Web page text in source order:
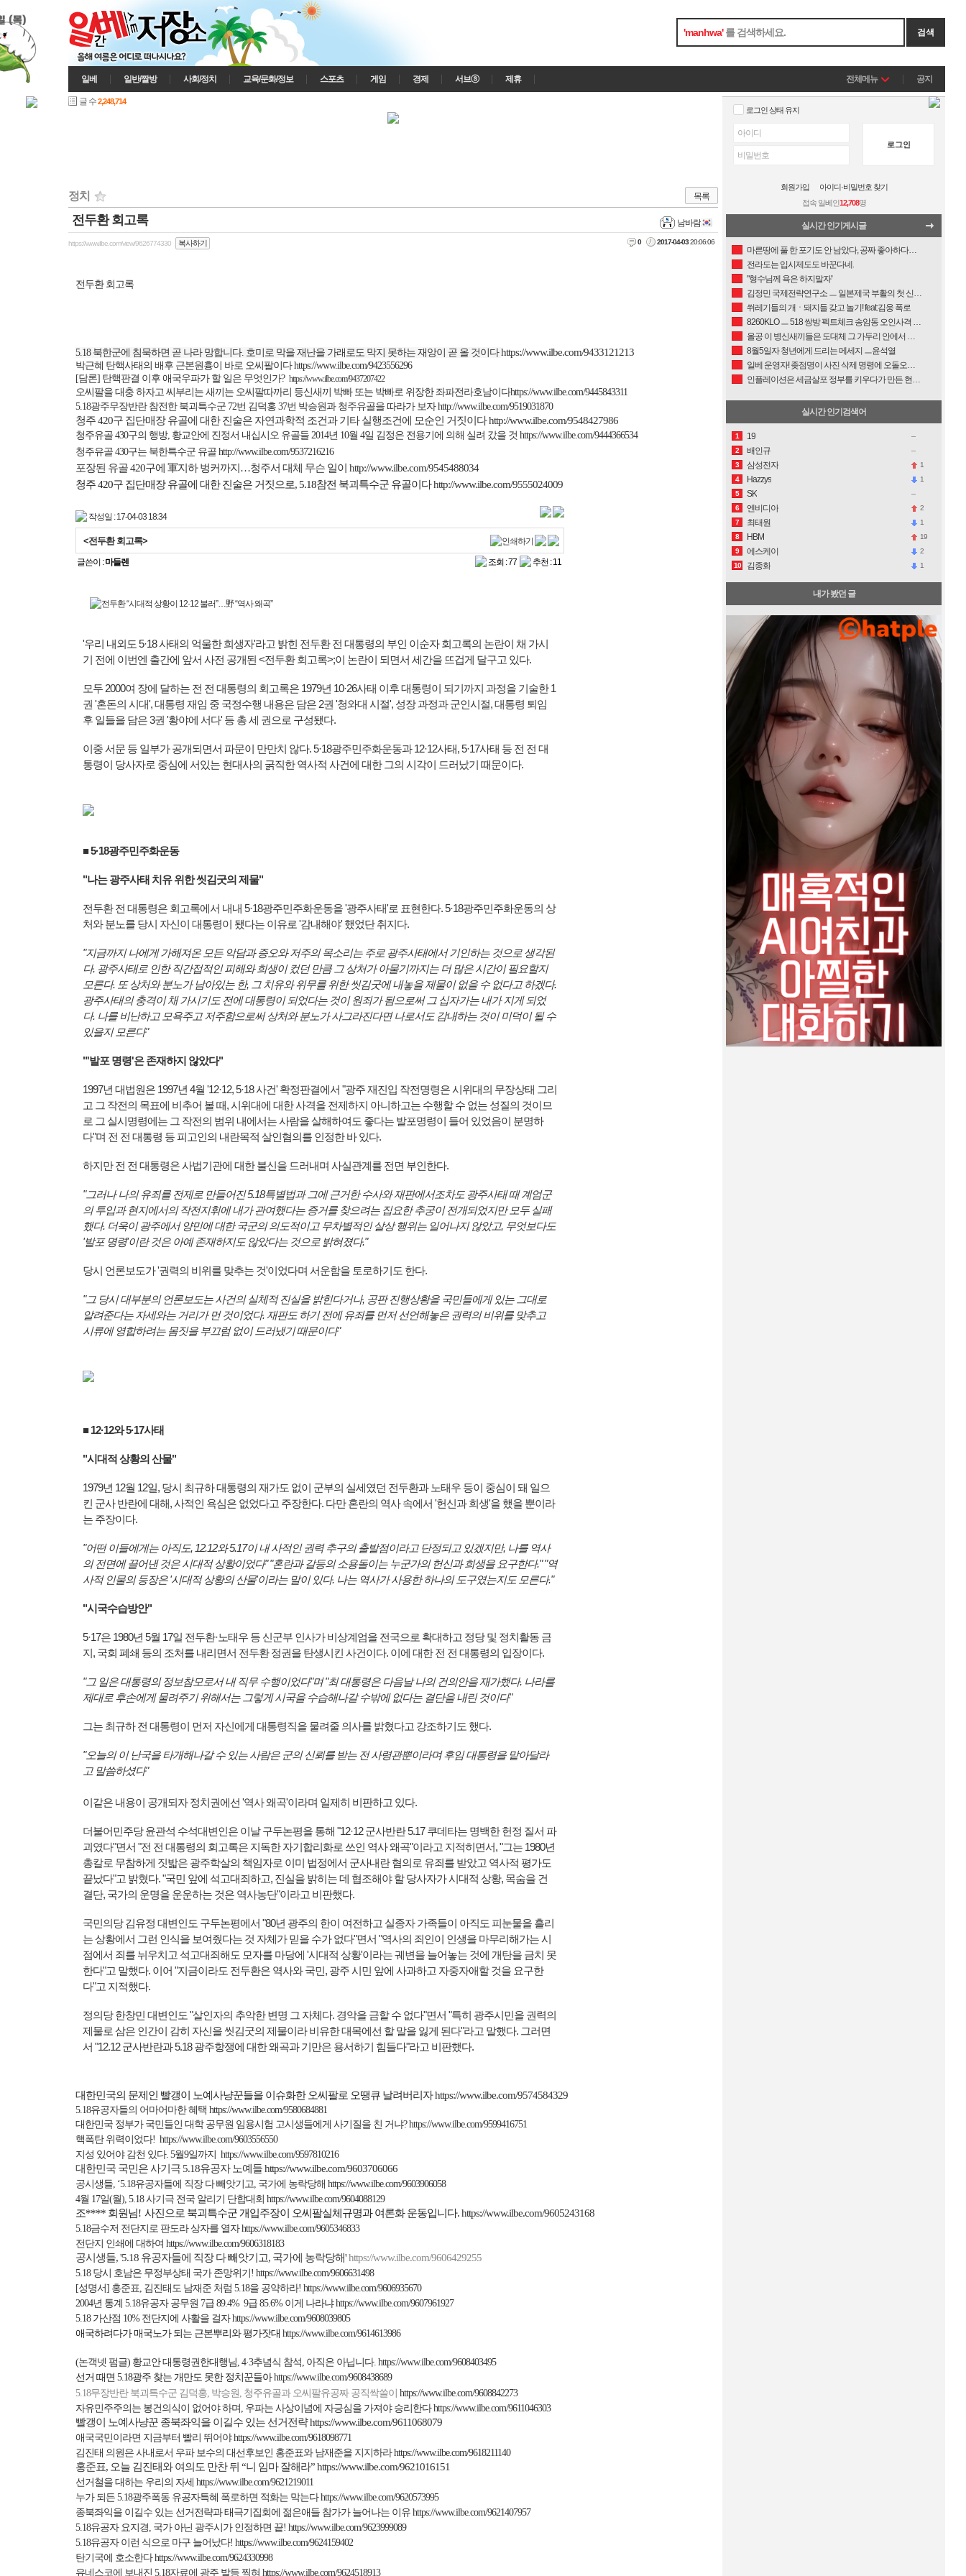
'manhwa'를 검색하세요. 검색
일베 일반/짤방 사회/정치 교육/문화/정보 스포츠 게임 경제 서브ⓢ 제휴 전체메뉴 공지
글 수2,248,714
정치 목록
전두환 회고록 남바람
https://www.ilbe.com/view/9626774330 복사하기 0 2017-04-0320:06:06
전두환 회고록
5.18 북한군에 침묵하면 곧 나라 망합니다. 호미로 막을 재난을 가래로도 막지 못하는 재앙이 곧 올 것이다 https://www.ilbe.com/9433121213
박근혜 탄핵사태의 배후 근본원흉이 바로 오씨팔이다 https://www.ilbe.com/9423556296
[담론] 탄핵판결 이후 애국우파가 할 일은 무엇인가? https://www.ilbe.com/9437207422
오씨팔을 대충 하자고 씨부리는 새끼는 오씨팔따까리 등신새끼 박빠 또는 박빠로 위장한 좌파전라호남이다https://www.ilbe.com/9445843311
5.18광주무장반란 참전한 북괴특수군 72번 김덕홍 37번 박승원과 청주유골을 따라가 보자http://www.ilbe.com/9519031870
청주420구 집단매장 유골에 대한 진술은 자연과학적 조건과 기타 실행조건에 모순인 거짓이다http://www.ilbe.com/9548427986
청주유골 430구의 행방, 황교안에 진정서 내십시오 유골들 2014년 10월 4일 김정은 전용기에 의해 실려 갔을 것 https://www.ilbe.com/9444366534
청주유골 430구는 북한특수군 유골 http://www.ilbe.com/9537216216
포장된 유골420구에 軍지하 벙커까지 …청주서 대체 무슨 일이 http://www.ilbe.com/9545488034
청주420구 집단매장 유골에 대한 진술은 거짓으로, 5.18참전 북괴특수군 유골이다http://www.ilbe.com/9555024009
작성일 : 17-04-03 18:34
<전두환 회고록>
글쓴이 :마들렌 조회 : 77 추천 : 11
'우리 내외도 5·18 사태의 억울한 희생자'라고 밝힌 전두환 전 대통령의 부인 이순자 회고록의 논란이 채 가시
기 전에 이번엔 출간에 앞서 사전 공개된 <전두환 회고록>;이 논란이 되면서 세간을 뜨겁게 달구고 있다.
모두 2000여 장에 달하는 전 전 대통령의 회고록은 1979년 10·26사태 이후 대통령이 되기까지 과정을 기술한 1
권 '혼돈의 시대', 대통령 재임 중 국정수행 내용은 담은 2권 '청와대 시절', 성장 과정과 군인시절, 대통령 퇴임
후 일들을 담은 3권 '황야에 서다' 등 총 세 권으로 구성됐다.
이중 서문 등 일부가 공개되면서 파문이 만만치 않다. 5·18광주민주화운동과 12·12사태, 5·17사태 등 전 전 대
통령이 당사자로 중심에 서있는 현대사의 굵직한 역사적 사건에 대한 그의 시각이 드러났기 때문이다.
■ 5·18광주민주화운동
"나는 광주사태 치유 위한 씻김굿의 제물"
전두환 전 대통령은 회고록에서 내내 5·18광주민주화운동을 '광주사태'로 표현한다. 5·18광주민주화운동의 상
처와 분노를 당시 자신이 대통령이 됐다는 이유로 '감내해야' 했었단 취지다.
"지금까지 나에게 가해져온 모든 악담과 증오와 저주의 목소리는 주로 광주사태에서 기인하는 것으로 생각된
다. 광주사태로 인한 직간접적인 피해와 희생이 컸던 만큼 그 상처가 아물기까지는 더 많은 시간이 필요할지
모른다. 또 상처와 분노가 남아있는 한, 그 치유와 위무를 위한 씻김굿에 내놓을 제물이 없을 수 없다고 하겠다.
광주사태의 충격이 채 가시기도 전에 대통령이 되었다는 것이 원죄가 됨으로써 그 십자가는 내가 지게 되었
다. 나를 비난하고 모욕주고 저주함으로써 상처와 분노가 사그라진다면 나로서도 감내하는 것이 미덕이 될 수
있을지 모른다"
"'발포 명령'은 존재하지 않았다"
1997년 대법원은 1997년 4월 '12·12, 5·18 사건' 확정판결에서 "광주 재진입 작전명령은 시위대의 무장상태 그리
고 그 작전의 목표에 비추어 볼 때, 시위대에 대한 사격을 전제하지 아니하고는 수행할 수 없는 성질의 것이므
로 그 실시명령에는 그 작전의 범위 내에서는 사람을 살해하여도 좋다는 발포명령이 들어 있었음이 분명하
다"며 전 전 대통령 등 피고인의 내란목적 살인혐의를 인정한 바 있다.
하지만 전 전 대통령은 사법기관에 대한 불신을 드러내며 사실관계를 전면 부인한다.
"그러나 나의 유죄를 전제로 만들어진 5.18특별법과 그에 근거한 수사와 재판에서조차도 광주사태 때 계엄군
의 투입과 현지에서의 작전지휘에 내가 관여했다는 증거를 찾으려는 집요한 추궁이 전개되었지만 모두 실패
했다. 더욱이 광주에서 양민에 대한 국군의 의도적이고 무차별적인 살상 행위는 일어나지 않았고, 무엇보다도
'발포 명령'이란 것은 아예 존재하지도 않았다는 것으로 밝혀졌다."
당시 언론보도가 '권력의 비위를 맞추는 것'이었다며 서운함을 토로하기도 한다.
"그 당시 대부분의 언론보도는 사건의 실체적 진실을 밝힌다거나, 공판 진행상황을 국민들에게 있는 그대로
알려준다는 자세와는 거리가 먼 것이었다. 재판도 하기 전에 유죄를 먼저 선언해놓은 권력의 비위를 맞추고
시류에 영합하려는 몸짓을 부끄럼 없이 드러냈기 때문이다"
■ 12·12와 5·17사태
"시대적 상황의 산물"
1979년 12월 12일, 당시 최규하 대통령의 재가도 없이 군부의 실세였던 전두환과 노태우 등이 중심이 돼 일으
킨 군사 반란에 대해, 사적인 욕심은 없었다고 주장한다. 다만 혼란의 역사 속에서 '헌신과 희생'을 했을 뿐이라
는 주장이다.
"어떤 이들에게는 아직도, 12.12와 5.17이 내 사적인 권력 추구의 출발점이라고 단정되고 있겠지만, 나를 역사
의 전면에 끌어낸 것은 시대적 상황이었다" "혼란과 갈등의 소용돌이는 누군가의 헌신과 희생을 요구한다." "역
사적 인물의 등장은 '시대적 상황의 산물'이라는 말이 있다. 나는 역사가 사용한 하나의 도구였는지도 모른다."
"시국수습방안"
5·17은 1980년 5월 17일 전두환·노태우 등 신군부 인사가 비상계엄을 전국으로 확대하고 정당 및 정치활동 금
지, 국회 폐쇄 등의 조처를 내리면서 전두환 정권을 탄생시킨 사건이다. 이에 대한 전 전 대통령의 입장이다.
"그 일은 대통령의 정보참모로서 내 직무 수행이었다"며 "최 대통령은 다음날 나의 건의안을 재가했다. 나라를
제대로 후손에게 물려주기 위해서는 그렇게 시국을 수습해나갈 수밖에 없다는 결단을 내린 것이다"
그는 최규하 전 대통령이 먼저 자신에게 대통령직을 물려줄 의사를 밝혔다고 강조하기도 했다.
"오늘의 이 난국을 타개해나갈 수 있는 사람은 군의 신뢰를 받는 전 사령관뿐이라며 후임 대통령을 맡아달라
고 말씀하셨다"
이같은 내용이 공개되자 정치권에선 '역사 왜곡'이라며 일제히 비판하고 있다.
더불어민주당 윤관석 수석대변인은 이날 구두논평을 통해 "12·12 군사반란 5.17 쿠데타는 명백한 헌정 질서 파
괴였다"면서 "전 전 대통령의 회고록은 지독한 자기합리화로 쓰인 역사 왜곡"이라고 지적히면서, "그는 1980년
총칼로 무참하게 짓밟은 광주학살의 책임자로 이미 법정에서 군사내란 혐의로 유죄를 받았고 역사적 평가도
끝났다"고 밝혔다. "국민 앞에 석고대죄하고, 진실을 밝히는 데 협조해야 할 당사자가 시대적 상황, 목숨을 건
결단, 국가의 운명을 운운하는 것은 역사농단"이라고 비판했다.
국민의당 김유정 대변인도 구두논평에서 "80년 광주의 한이 여전하고 실종자 가족들이 아직도 피눈물을 흘리
는 상황에서 그런 인식을 보여줬다는 것 자체가 믿을 수가 없다"면서 "역사의 죄인이 인생을 마무리해가는 시
점에서 죄를 뉘우치고 석고대죄해도 모자를 마당에 '시대적 상황'이라는 궤변을 늘어놓는 것에 개탄을 금치 못
한다"고 말했다. 이어 "지금이라도 전두환은 역사와 국민, 광주 시민 앞에 사과하고 자중자애할 것을 요구한
다"고 지적했다.
정의당 한창민 대변인도 "살인자의 추악한 변명 그 자체다. 경악을 금할 수 없다"면서 "특히 광주시민을 권력의
제물로 삼은 인간이 감히 자신을 씻김굿의 제물이라 비유한 대목에선 할 말을 잃게 된다"라고 말했다. 그러면
서 "12.12 군사반란과 5.18 광주항쟁에 대한 왜곡과 기만은 용서하기 힘들다"라고 비판했다.
대한민국의 문제인 빨갱이 노예사냥꾼들을 이슈화한 오씨팔로 오땡큐 날려버리자https://www.ilbe.com/9574584329
5.18유공자들의 어마어마한 혜택 https://www.ilbe.com/9580684881
대한민국 정부가 국민들인 대학 공무원 임용시험 고시생들에게 사기질을 친 거냐?https://www.ilbe.com/9599416751
핵폭탄 위력이었다! https://www.ilbe.com/9603556550
지성 있어야 감천 있다. 5월9일까지 https://www.ilbe.com/9597810216
대한민국 국민은 사기극 5.18유공자 노예들https://www.ilbe.com/9603706066
공시생들, ‘5.18유공자들에 직장 다 빼앗기고, 국가에 농락당해 https://www.ilbe.com/9603906058
4월 17일(월), 5.18사기극 전국 알리기 단합대회 https://www.ilbe.com/9604088129
조**** 회원님! 사진으로 북괴특수군 개입주장이 오씨팔실체규명과 여론화 운동입니다.https://www.ilbe.com/9605243168
5.18금수저 전단지로 판도라 상자를 열자 https://www.ilbe.com/9605346833
전단지 인쇄에 대하여 https://www.ilbe.com/9606318183
공시생들, '5.18 유공자들에 직장 다 빼앗기고, 국가에 농락당해'https://www.ilbe.com/9606429255
5.18 당시 호남은 무정부상태 국가 존망위기 ! https://www.ilbe.com/9606631498
[성명서] 홍준표, 김진태도 남재준 처럼 5.18을 공약하라! https://www.ilbe.com/9606935670
2004년 통계 5.18유공자 공무원 7급 89.4% 9급 85.6% 이게 나라냐 https://www.ilbe.com/9607961927
5.18 가산점 10% 전단지에 사활을 걸자 https://www.ilbe.com/9608039805
애국하려다가 매국노가 되는 근본뿌리와 평가잣대 https://www.ilbe.com/9614613986
(논객넷 펌글) 황교안 대통령권한대행님, 4·3추념식 참석, 아직은 아닙니다. https://www.ilbe.com/9608403495
선거 때면 5.18광주 찾는 개만도 못한 정치꾼들아 https://www.ilbe.com/9608438689
5.18무장반란 북괴특수군 김덕홍, 박승원, 청주유골과 오씨팔유공짜 공직싹쓸이 https://www.ilbe.com/9608842273
자유민주주의는 봉건의식이 없어야 하며 , 우파는 사상이념에 자긍심을 가져야 승리한다 https://www.ilbe.com/9611046303
빨갱이 노예사냥꾼 종북좌익을 이길수 있는 선거전략https://www.ilbe.com/9611068079
애국국민이라면 지금부터 빨리 뛰어야 https://www.ilbe.com/9618098771
김진태 의원은 사내로서 우파 보수의 대선후보인 홍준표와 남재준을 지지하라 https://www.ilbe.com/9618211140
홍준표, 오늘 김진태와 여의도 만찬 뒤 “니 임마 잘해라”https://www.ilbe.com/9621016151
선거철을 대하는 우리의 자세 https://www.ilbe.com/9621219011
누가 되든 5.18광주폭동 유공자특혜 폭로하면 적화는 막는다 https://www.ilbe.com/9620573995
종북좌익을 이길수 있는 선거전략과 태극기집회에 젊은애들 참가가 늘어나는 이유 https://www.ilbe.com/9621407957
5.18유공자 요지경, 국가 아닌 광주시가 인정하면 끝! https://www.ilbe.com/9623999089
5.18유공자 이런 식으로 마구 늘어났다! https://www.ilbe.com/9624159402
탄기국에 호소한다 https://www.ilbe.com/9624330998
유네스코에 보내진 5.18자료에 광주 발등 찍혀 https://www.ilbe.com/9624518913
로그인 상태 유지
로그인
회원가입
아이디·비밀번호 찾기
접속 일베인12,708명
실시간 인기게시글
마른땅에 풀 한 포기도 안 남았다, 공짜 좋아하다가 결국 저 모양이다.
전라도는 입시제도도 바꾼다네.
"형수님께 욕은 하지말자"
김정민 국제전략연구소 ㅡ 일본제국 부활의 첫 신호, 천황교체
쒸레기들의 개ㆍ돼지들 갖고 놀기! feat:김웅 폭로
8260KLO ㅡ 518 쌍방 펙트체크 송암동 오인사격 교도대대 전사자 있나 없나
올공 이 병신새끼들은 도대체 그 가두리 안에서 뭐하는 짓이냐 .mp4
8월5일자 청년에게 드리는 메세지 ㅡ윤석열
일베 운영자! 좆점명이 사진 삭제 명령에 오돌오돌! 신념이 없는 빙신들은 평생을 아첨과 아부로 세상과 정권에 굴복하며 비굴하게 살아간다. 지조없는 것들! 복원 사진 올려줄게!
인플레이션은 세금살포 정부를 키우다가 만든 현상이라서,..... 저출산도 세금살포정부가 만든 인플레의 산물이다.
실시간 인기검색어
1 19
2 배인규
3 삼성전자
1
4
Hazzys
1
5
SK
6 엔비디아
2
7
최태원
1
8
HBM
19
9
에스케이
2
10
김종화 1
내가 봤던 글
(목)